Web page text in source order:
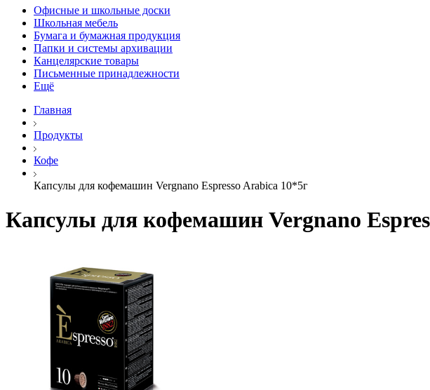
Офисные и школьные доски
Школьная мебель
Бумага и бумажная продукция
Папки и системы архивации
Канцелярские товары
Письменные принадлежности
Ещё
Главная
Продукты
Кофе
Капсулы для кофемашин Vergnano Espresso Arabica 10*5г
Капсулы для кофемашин Vergnano